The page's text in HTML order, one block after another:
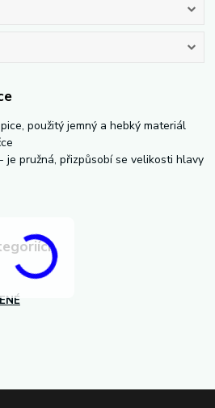
použitý jemný a hebký materiál
je pružná, přizpůsobí se velikosti hlavy